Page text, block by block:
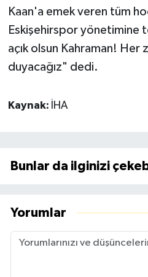
Kaan'a emek veren tüm
Eskişehirspor yönetimine
açık olsun Kahraman! Her
duyacağız" dedi.
Kaynak: İHA
Bunlar da ilginizi
Yorumlar